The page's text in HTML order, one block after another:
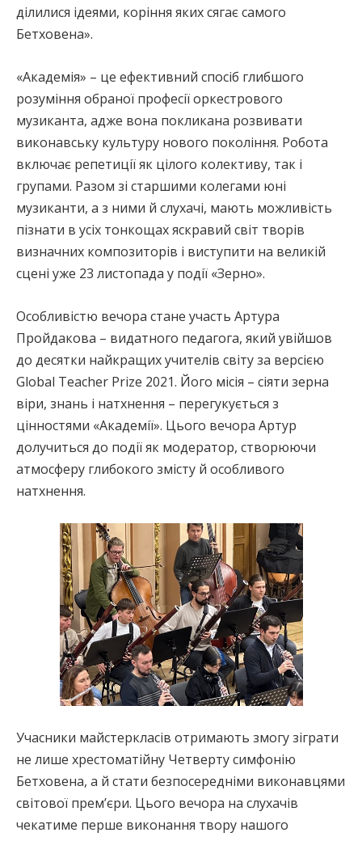
ділилися ідеями, коріння яких сягає самого
Бетховена».
«Академія» – це ефективний спосіб глибшого
розуміння обраної професії оркестрового
музиканта, адже вона покликана розвивати
виконавську культуру нового покоління. Робота
включає репетиції як цілого колективу, так і
групами. Разом зі старшими колегами юні
музиканти, а з ними й слухачі, мають можливість
пізнати в усіх тонкощах яскравий світ творів
визначних композиторів і виступити на великій
сцені уже 23 листопада у події «Зерно».
Особливістю вечора стане участь Артура
Пройдакова – видатного педагога, який увійшов
до десятки найкращих учителів світу за версією
Global Teacher Prize 2021. Його місія – сіяти зерна
віри, знань і натхнення – перегукується з
цінностями «Академії». Цього вечора Артур
долучиться до події як модератор, створюючи
атмосферу глибокого змісту й особливого
натхнення.
Учасники майстеркласів отримають змогу зіграти
не лише хрестоматійну Четверту симфонію
Бетховена, а й стати безпосередніми виконавцями
світової прем’єри. Цього вечора на слухачів
чекатиме перше виконання твору нашого